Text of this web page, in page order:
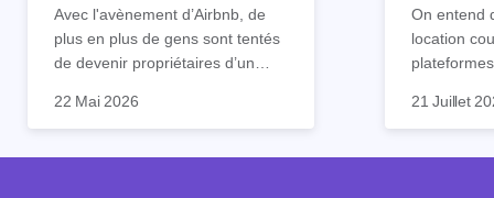
Avec l'avènement d’Airbnb, de
plus en plus de gens sont tentés
de devenir propriétaires d’un
suite. On compte environ 25 000
sont des meublés touristiques à
22 Mai 2026
On entend
location
idées
Je vais
entendu)
21 Juillet